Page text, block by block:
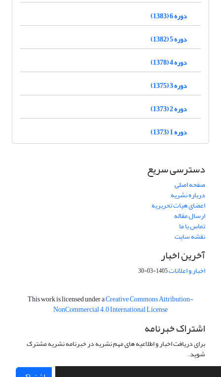
دوره 6 (1383)
دوره 5 (1382)
دوره 4 (1378)
دوره 3 (1375)
دوره 2 (1373)
دوره 1 (1373)
دسترسی سریع
صفحه اصلی
درباره نشریه
اعضای هیات تحریریه
ارسال مقاله
تماس با ما
نقشه سایت
آخرین اخبار
اخبار و اعلانات1405-03-30
This work is licensed under aCreative Commons Attribution-
NonCommercial 4.0 International License
اشتراک خبرنامه
برای دریافت اخبار و اطلاعیه های مهم نشریه در خبرنامه نشریه مشترک
شوید.